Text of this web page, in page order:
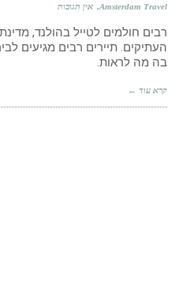
Amsterdam Travel אין תגובות
רבים חולמים לטייל בהולנד,
העתיקים. תיירים רבים מגיעים
בה מה לראות.
קרא עוד ←